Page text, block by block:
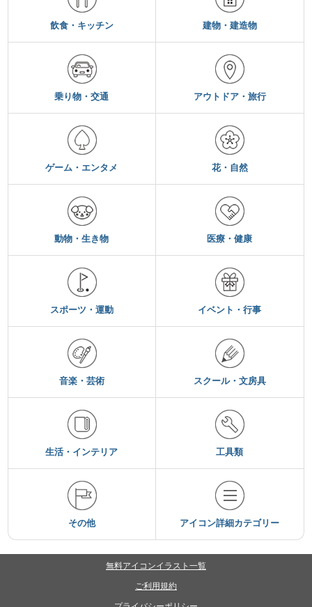
飲食・キッチン 建物・建造物
乗り物・交通 アウトドア・旅行
ゲーム・エンタメ 花・自然
動物・生き物 医療・健康
スポーツ・運動 イベント・行事
音楽・芸術 スクール・文房具
生活・インテリア 工具類
その他 アイコン詳細カテゴリー
無料アイコンイラスト一覧
ご利用規約